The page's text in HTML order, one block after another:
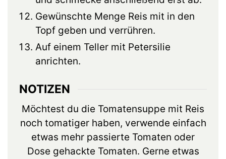
Gewünschte Menge Reis mit in den
Topf geben und verrühren.
Auf einem Teller mit Petersilie
anrichten.
NOTIZEN
Möchtest du die Tomatensuppe mit Reis
noch tomatiger haben, verwende einfach
etwas mehr passierte Tomaten oder
Dose gehackte Tomaten. Gerne etwas